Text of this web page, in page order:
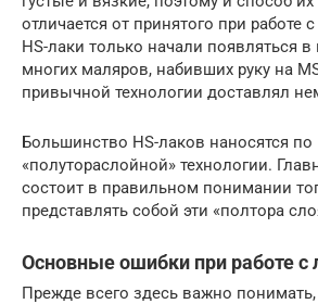
отличается от принятого при работе
HS-лаки только начали появляться
многих маляров, набивших руку на
привычной технологии доставлял
Большинство HS-лаков наносятся по
«полутораслойной» технологии.
состоит в правильном понимании
представлять собой эти «полтора
Основные ошибки при работе с
Прежде всего здесь важно